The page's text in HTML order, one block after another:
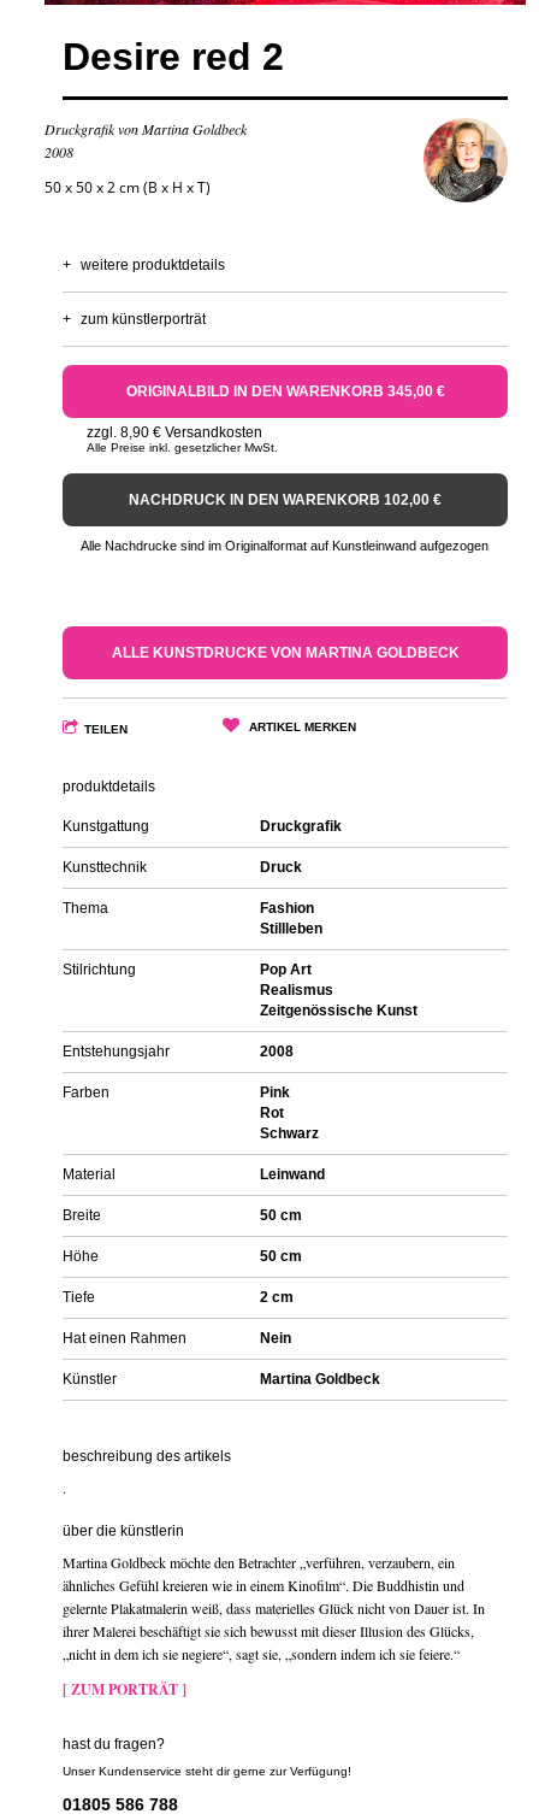
Desire red 2
Druckgrafik von Martina Goldbeck
2008
50 x 50 x 2 cm (B x H x T)
+ weitere produktdetails
+ zum künstlerporträt
ORIGINALBILD IN DEN WARENKORB 345,00 €
zzgl. 8,90 € Versandkosten
Alle Preise inkl. gesetzlicher MwSt.
NACHDRUCK IN DEN WARENKORB 102,00 €
Alle Nachdrucke sind im Originalformat auf Kunstleinwand aufgezogen
ALLE KUNSTDRUCKE VON MARTINA GOLDBECK
TEILEN ARTIKEL MERKEN
produktdetails
Kunstgattung Druckgrafik
Kunsttechnik Druck
Thema
Fashion
Stillleben
Stilrichtung
Pop Art
Realismus
Zeitgenössische Kunst
Entstehungsjahr 2008
Farben
Pink
Rot
Schwarz
Material Leinwand
Breite 50 cm
Höhe 50 cm
Tiefe 2 cm
Hat einen Rahmen Nein
Künstler Martina Goldbeck
beschreibung des artikels
.
über die künstlerin
Martina Goldbeck möchte den Betrachter „verführen, verzaubern, ein
ähnliches Gefühl kreieren wie in einem Kinofilm“. Die Buddhistin und
gelernte Plakatmalerin weiß, dass materielles Glück nicht von Dauer ist. In
ihrer Malerei beschäftigt sie sich bewusst mit dieser Illusion des Glücks,
„nicht in dem ich sie negiere“, sagt sie, „sondern indem ich sie feiere.“
[ ZUM PORTRÄT ]
hast du fragen?
Unser Kundenservice steht dir gerne zur Verfügung!
01805 586 788